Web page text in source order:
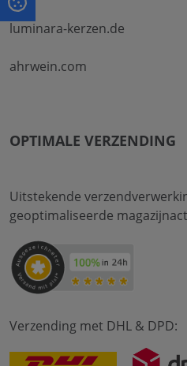
luminara-kerzen.de
ahrwein.com
OPTIMALE VERZENDING
Uitstekende
geoptimaliseerde
Verzending met DHL & DPD: